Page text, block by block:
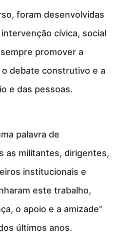
foram desenvolvidas
cívica, social
promover a
debate construtivo e a
e das pessoas.
palavra de
as militantes, dirigentes,
institucionais e
este trabalho,
o apoio e a amizade”
últimos anos.